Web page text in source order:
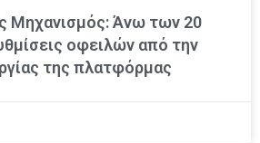
Μηχανισμός: Άνω των 20
οφειλών από την
της πλατφόρμας